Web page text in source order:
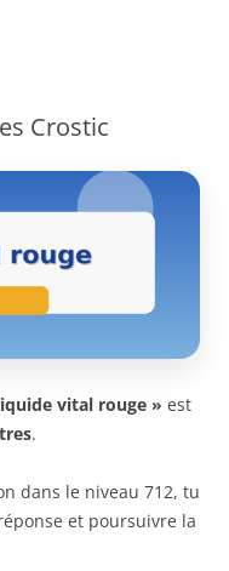
Crostic
vital rouge » est
.
dans le niveau 712, tu
et poursuivre la